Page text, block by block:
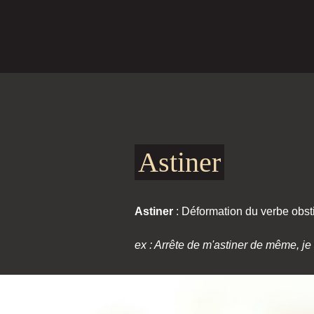
Astiner
Astiner : Déformation du verbe
ex : Arrête de m'astiner de même,